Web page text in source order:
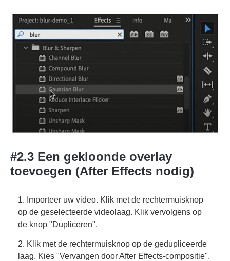
#2.3 Een gekloonde overlay
toevoegen (After Effects nodig)
1. Importeer uw video. Klik met de rechtermuisknop
op de geselecteerde videolaag. Klik vervolgens op
de knop "Dupliceren".
2. Klik met de rechtermuisknop op de gedupliceerde
laag. Kies "Vervangen door After Effects-compositie".